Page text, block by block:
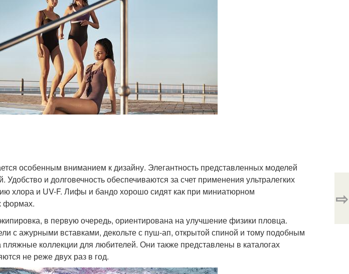
особенным вниманием к дизайну. Элегантность представленных моделей
Удобство и долговечность обеспечиваются за счет применения ультралегких
хлора и UV-F. Лифы и бандо хорошо сидят как при миниатюрном
формах.
в первую очередь, ориентирована на улучшение физики пловца.
с ажурными вставками, декольте с пуш-ап, открытой спиной и тому подобным
коллекции для любителей. Они также представлены в каталогах
не реже двух раз в год.
⇨